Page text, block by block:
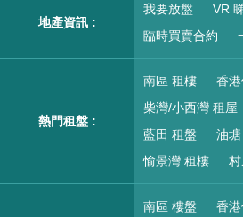
地產資訊 :
我要放盤 VR
臨時買賣合約
熱門租盤 :
南區 租樓 香
柴灣/小西灣 租屋
藍田 租盤
油
愉景灣 租樓
南區 樓盤 香